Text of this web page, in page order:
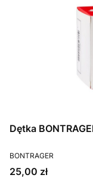
Dętka
PRODUCENT
BONTRAGER
Cena
25,00 zł